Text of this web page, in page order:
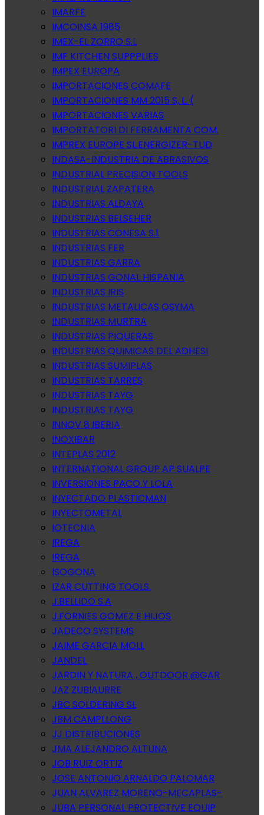
IMARFE
IMCOINSA 1985
IMEX-EL ZORRO S.L
IMF KITCHEN SUPPPLIES
IMPEX EUROPA
IMPORTACIONES COMAFE
IMPORTACIONES MM 2015 S, L. (
IMPORTACIONES VARIAS
IMPORTATORI DI FERRAMENTA COM.
IMPREX EUROPE SL.ENERGIZER-TUD
INDASA-INDUSTRIA DE ABRASIVOS
INDUSTRIAL PRECISION TOOLS
INDUSTRIAL ZAPATERA
INDUSTRIAS ALDAYA
INDUSTRIAS BELSEHER
INDUSTRIAS CONESA S.l.
INDUSTRIAS FER
INDUSTRIAS GARRA
INDUSTRIAS GONAL HISPANIA
INDUSTRIAS IRIS
INDUSTRIAS METALICAS OSYMA
INDUSTRIAS MURTRA
INDUSTRIAS PIQUERAS
INDUSTRIAS QUIMICAS DEL ADHESI
INDUSTRIAS SUMIPLAS
INDUSTRIAS TARRES
INDUSTRIAS TAYG
INDUSTRIAS TAYG
INNOV 8 IBERIA
INOXIBAR
INTEPLAS 2012
INTERNATIONAL GROUP AP SUALPE
INVERSIONES PACO Y LOLA
INYECTADO PLASTICMAN
INYECTOMETAL
IOTECNIA
IREGA
IREGA
ISOGONA
IZAR CUTTING TOOLS.
J.BELLIDO S.A
J.FORNIES GOMEZ E HIJOS
JADECO SYSTEMS
JAIME GARCIA MOLL
JANDEL
JARDIN Y NATURA , OUTDOOR @GAR
JAZ ZUBIAURRE
JBC SOLDERING SL
JBM CAMPLLONG
JJ DISTRIBUCIONES
JMA ALEJANDRO ALTUNA
JOB RUIZ ORTIZ
JOSE ANTONIO ARNALDO PALOMAR
JUAN ALVAREZ MORENO-MECAPLAS-
JUBA PERSONAL PROTECTIVE EQUIP